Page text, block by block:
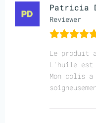
Patricia
Reviewer
Le produit
L'huile est
Mon colis